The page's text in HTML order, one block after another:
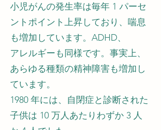
小児がんの発生率は毎年 1 パーセ
ントポイント上昇しており、喘息
も増加しています。ADHD、
アレルギーも同様です。事実上、
あらゆる種類の精神障害も増加し
ています。
1980 年には、自閉症と診断された
子供は 10 万人あたりわずか 3 人